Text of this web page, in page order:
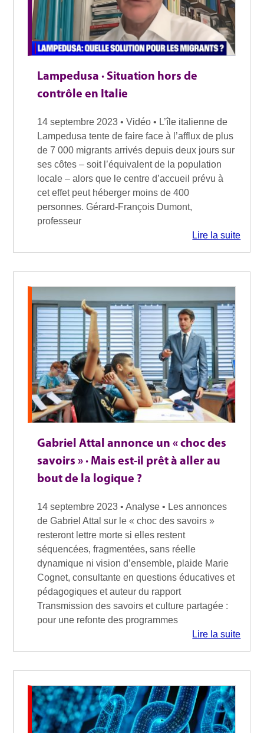
Lampedusa · Situation hors de
contrôle en Italie
14 septembre 2023 • Vidéo • L’île italienne de
Lampedusa tente de faire face à l’afflux de plus
de 7 000 migrants arrivés depuis deux jours sur
ses côtes – soit l’équivalent de la population
locale – alors que le centre d’accueil prévu à
cet effet peut héberger moins de 400
personnes. Gérard-François Dumont,
professeur
Lire la suite
Gabriel Attal annonce un « choc des
savoirs » · Mais est-il prêt à aller au
bout de la logique ?
14 septembre 2023 • Analyse • Les annonces
de Gabriel Attal sur le « choc des savoirs »
resteront lettre morte si elles restent
séquencées, fragmentées, sans réelle
dynamique ni vision d’ensemble, plaide Marie
Cognet, consultante en questions éducatives et
pédagogiques et auteur du rapport
Transmission des savoirs et culture partagée :
pour une refonte des programmes
Lire la suite